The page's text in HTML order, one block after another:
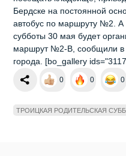
Бердске на постоянной
автобус по маршруту №2. А
субботы 30 мая будет
маршрут №2-В, сообщили в
города. [bo_gallery
0 0 0
ТРОИЦКАЯ РОДИТЕЛЬСКАЯ